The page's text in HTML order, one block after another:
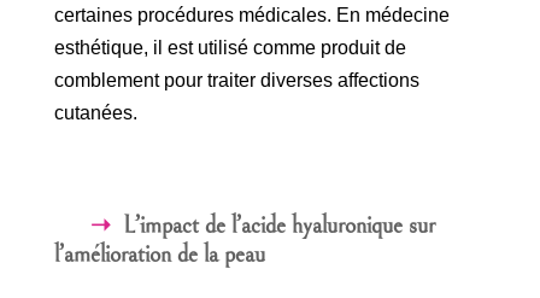
certaines procédures médicales. En médecine
esthétique, il est utilisé comme produit de
comblement pour traiter diverses affections
cutanées.
L’impact de l’acide hyaluronique sur
l’amélioration de la peau